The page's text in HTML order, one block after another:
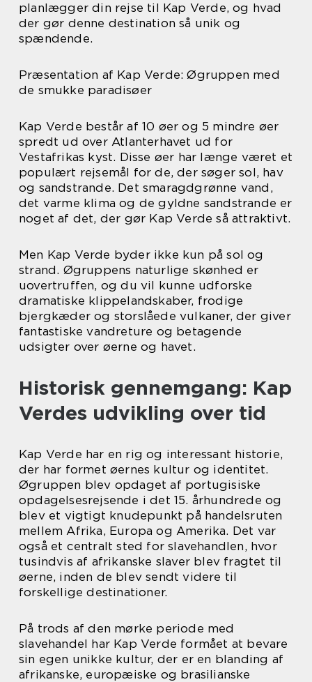
planlægger din rejse til Kap Verde, og hvad
der gør denne destination så unik og
spændende.
Præsentation af Kap Verde: Øgruppen med
de smukke paradisøer
Kap Verde består af 10 øer og 5 mindre øer
spredt ud over Atlanterhavet ud for
Vestafrikas kyst. Disse øer har længe været et
populært rejsemål for de, der søger sol, hav
og sandstrande. Det smaragdgrønne vand,
det varme klima og de gyldne sandstrande er
noget af det, der gør Kap Verde så attraktivt.
Men Kap Verde byder ikke kun på sol og
strand. Øgruppens naturlige skønhed er
uovertruffen, og du vil kunne udforske
dramatiske klippelandskaber, frodige
bjergkæder og storslåede vulkaner, der giver
fantastiske vandreture og betagende
udsigter over øerne og havet.
Historisk gennemgang: Kap
Verdes udvikling over tid
Kap Verde har en rig og interessant historie,
der har formet øernes kultur og identitet.
Øgruppen blev opdaget af portugisiske
opdagelsesrejsende i det 15. århundrede og
blev et vigtigt knudepunkt på handelsruten
mellem Afrika, Europa og Amerika. Det var
også et centralt sted for slavehandlen, hvor
tusindvis af afrikanske slaver blev fragtet til
øerne, inden de blev sendt videre til
forskellige destinationer.
På trods af den mørke periode med
slavehandel har Kap Verde formået at bevare
sin egen unikke kultur, der er en blanding af
afrikanske, europæiske og brasilianske